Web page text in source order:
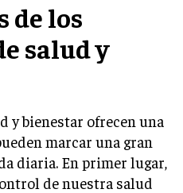
de los
salud y
y bienestar ofrecen una
marcar una gran
diaria. En primer lugar,
de nuestra salud